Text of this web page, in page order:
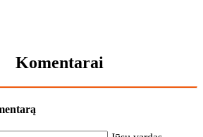
Komentarai